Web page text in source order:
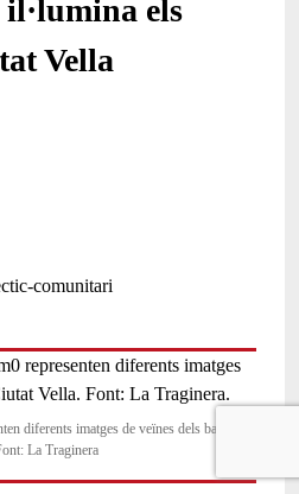
els
Vella
comunitari
diferents imatges de veïnes dels barris de
La Traginera